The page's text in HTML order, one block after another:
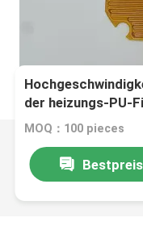
der heizungs-PU-
MOQ：100 pieces
Bestpreis